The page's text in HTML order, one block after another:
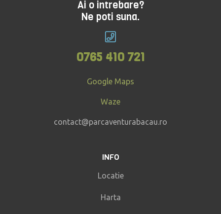
Ai o intrebare?
Ne poti suna.
0765 410 721
Google Maps
Waze
contact@parcaventurabacau.ro
INFO
Locatie
Harta